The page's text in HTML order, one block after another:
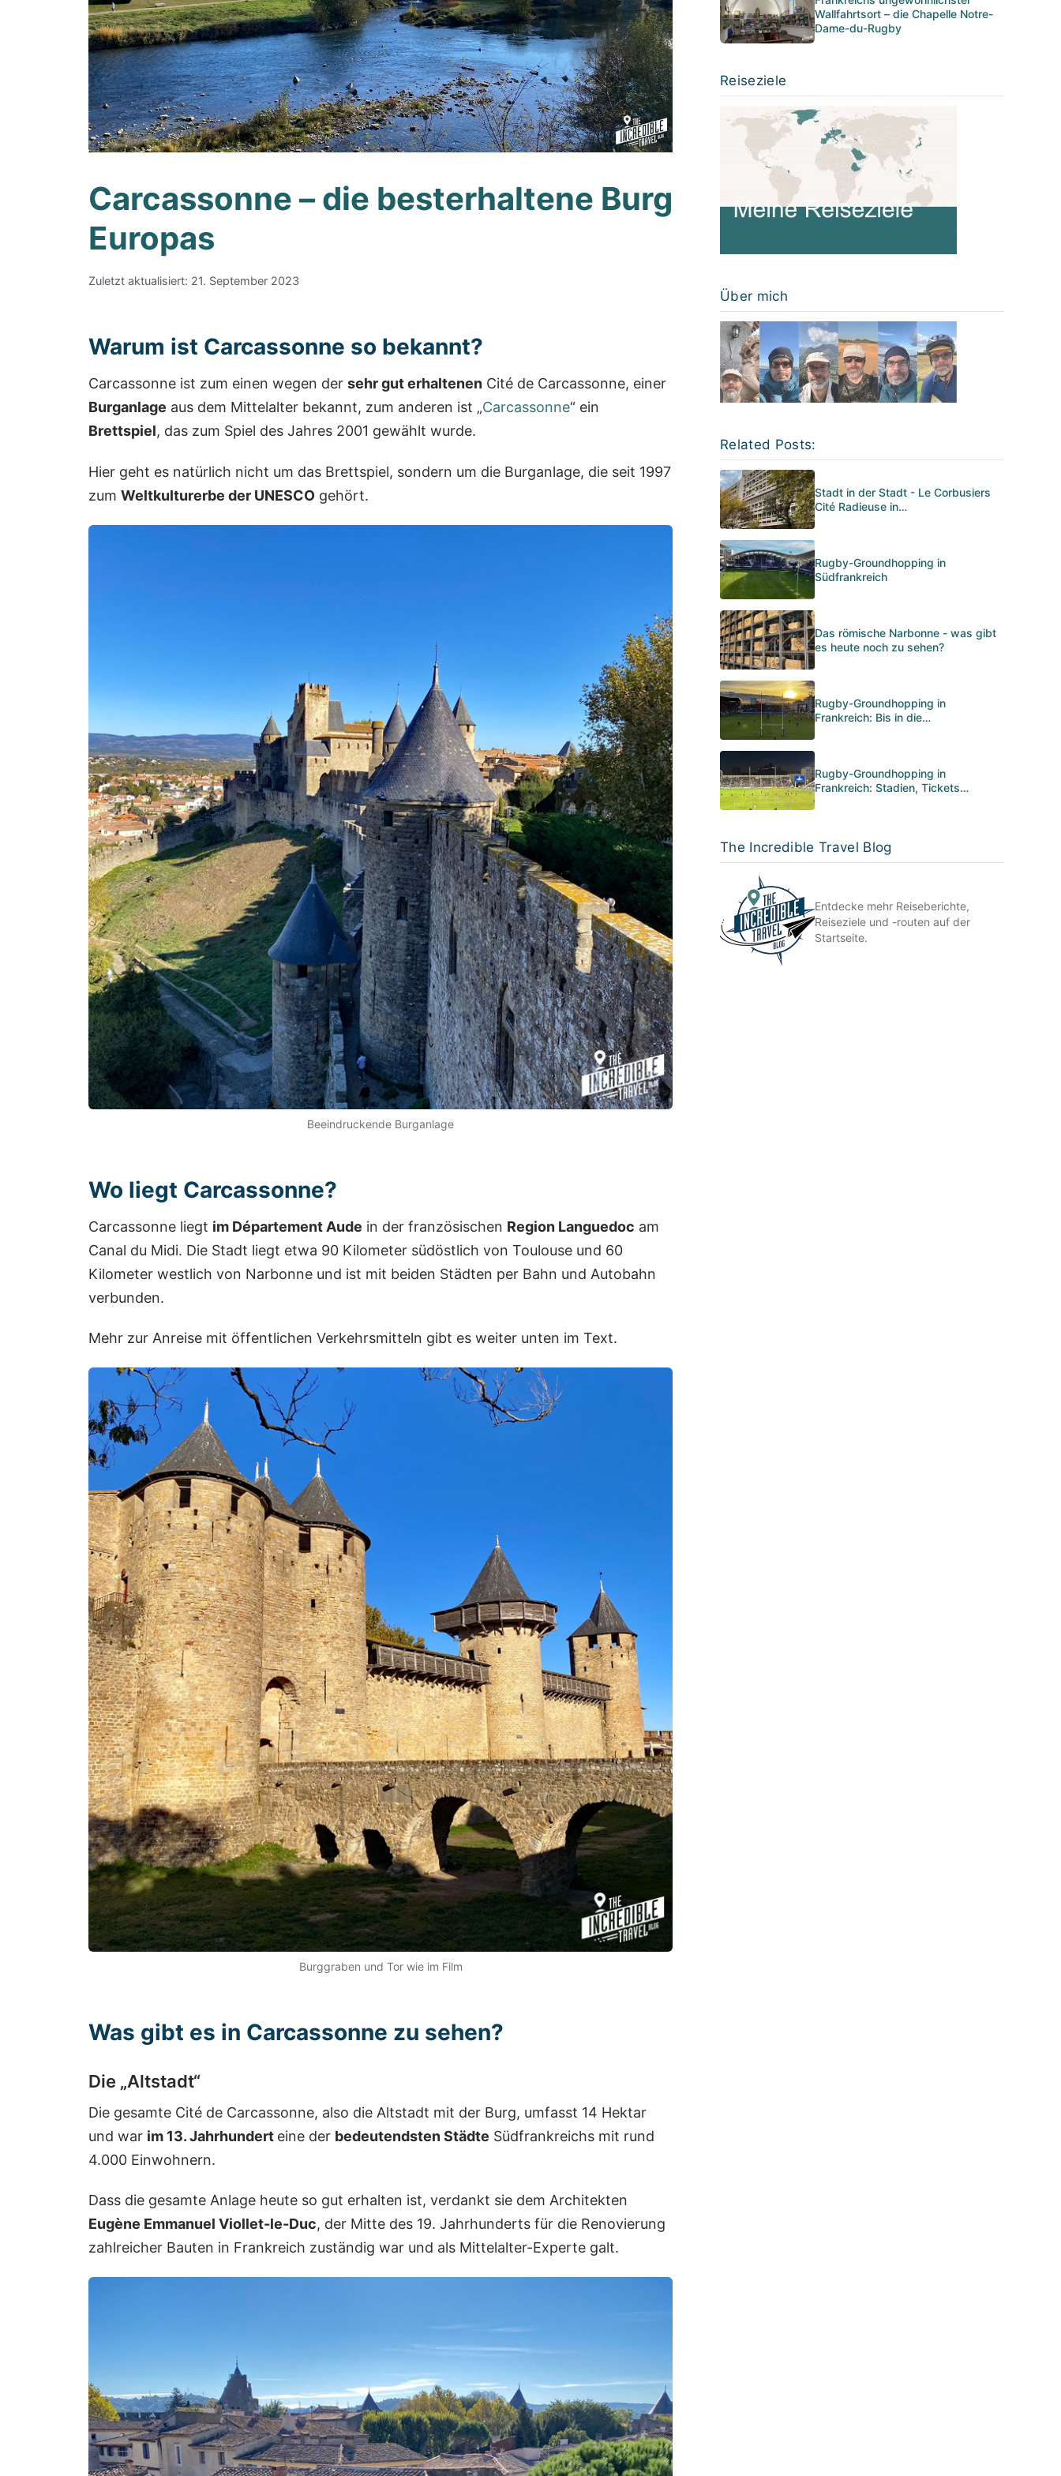
Carcassonne – die besterhaltene Burg
Europas
Zuletzt aktualisiert: 21. September 2023
Warum ist Carcassonne so bekannt?
Carcassonne ist zum einen wegen der sehr gut erhaltenen Cité de Carcassonne, einer
Burganlage aus dem Mittelalter bekannt, zum anderen ist „Carcassonne“ ein
Brettspiel, das zum Spiel des Jahres 2001 gewählt wurde.
Hier geht es natürlich nicht um das Brettspiel, sondern um die Burganlage, die seit 1997
zum Weltkulturerbe der UNESCO gehört.
Beeindruckende Burganlage
Wo liegt Carcassonne?
Carcassonne liegt im Département Aude in der französischen Region Languedoc am
Canal du Midi. Die Stadt liegt etwa 90 Kilometer südöstlich von Toulouse und 60
Kilometer westlich von Narbonne und ist mit beiden Städten per Bahn und Autobahn
verbunden.
Mehr zur Anreise mit öffentlichen Verkehrsmitteln gibt es weiter unten im Text.
Burggraben und Tor wie im Film
Was gibt es in Carcassonne zu sehen?
Die „Altstadt“
Die gesamte Cité de Carcassonne, also die Altstadt mit der Burg, umfasst 14 Hektar
und war im 13. Jahrhundert eine der bedeutendsten Städte Südfrankreichs mit rund
4.000 Einwohnern.
Dass die gesamte Anlage heute so gut erhalten ist, verdankt sie dem Architekten
Eugène Emmanuel Viollet-le-Duc, der Mitte des 19. Jahrhunderts für die Renovierung
zahlreicher Bauten in Frankreich zuständig war und als Mittelalter-Experte galt.
Wallfahrtsort – die Chapelle Notre-
Dame-du-Rugby
Reiseziele
Über mich
Related Posts:
Stadt in der Stadt - Le Corbusiers
Cité Radieuse in…
Rugby-Groundhopping in
Südfrankreich
Das römische Narbonne - was gibt
es heute noch zu sehen?
Rugby-Groundhopping in
Frankreich: Bis in die…
Rugby-Groundhopping in
Frankreich: Stadien, Tickets…
The Incredible Travel Blog
Entdecke mehr Reiseberichte,
Reiseziele und -routen auf der
Startseite.